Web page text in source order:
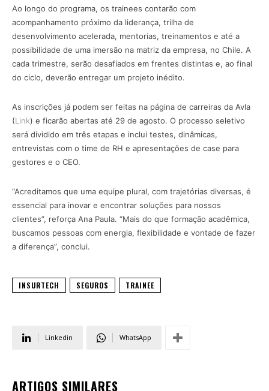
Ao longo do programa, os trainees contarão com
acompanhamento próximo da liderança, trilha de
desenvolvimento acelerada, mentorias, treinamentos e até a
possibilidade de uma imersão na matriz da empresa, no Chile. A
cada trimestre, serão desafiados em frentes distintas e, ao final
do ciclo, deverão entregar um projeto inédito.
As inscrições já podem ser feitas na página de carreiras da Avla
(Link) e ficarão abertas até 29 de agosto. O processo seletivo
será dividido em três etapas e inclui testes, dinâmicas,
entrevistas com o time de RH e apresentações de case para
gestores e o CEO.
“Acreditamos que uma equipe plural, com trajetórias diversas, é
essencial para inovar e encontrar soluções para nossos
clientes”, reforça Ana Paula. “Mais do que formação acadêmica,
buscamos pessoas com energia, flexibilidade e vontade de fazer
a diferença”, conclui.
INSURTECH SEGUROS TRAINEE
Linkedin WhatsApp
ARTIGOS SIMILARES